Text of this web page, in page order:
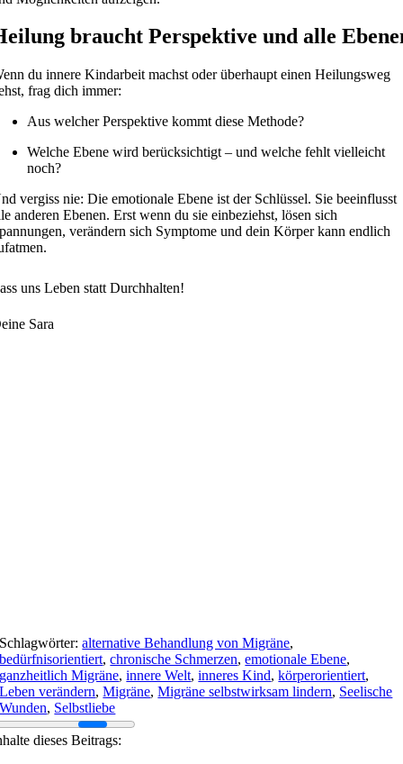
braucht Perspektive und alle
du innere Kindarbeit machst oder überhaupt einen Heilungsweg
frag dich immer:
Aus welcher Perspektive kommt diese Methode?
Welche Ebene wird berücksichtigt – und welche fehlt vielleicht
noch?
vergiss nie: Die emotionale Ebene ist der Schlüssel. Sie beeinflusst
anderen Ebenen. Erst wenn du sie einbeziehst, lösen sich
verändern sich Symptome und dein Körper kann endlich
uns Leben statt Durchhalten!
Sara
Schlagwörter:alternative Behandlung von Migräne,
bedürfnisorientiert,chronische Schmerzen,emotionale Ebene,
ganzheitlich Migräne,innere Welt,inneres Kind,körperorientiert,
Leben verändern,Migräne,Migräne selbstwirksam lindern, Seelische
Wunden, Selbstliebe
dieses Beitrags: